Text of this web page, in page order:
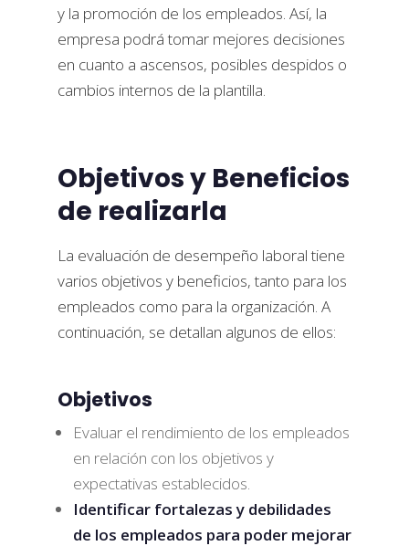
y la promoción de los empleados. Así, la
empresa podrá tomar mejores decisiones
en cuanto a ascensos, posibles despidos o
cambios internos de la plantilla.
Objetivos y Beneficios
de realizarla
La evaluación de desempeño laboral tiene
varios objetivos y beneficios, tanto para los
empleados como para la organización. A
continuación, se detallan algunos de ellos:
Objetivos
Evaluar el rendimiento de los empleados
en relación con los objetivos y
expectativas establecidos.
Identificar fortalezas y debilidades
de los empleados para poder mejorar